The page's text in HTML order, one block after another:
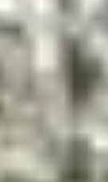
Giura
Languedoc
Poitou
Provenza
Savoia